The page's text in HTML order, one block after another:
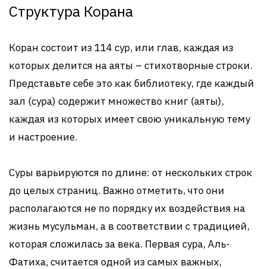
Структура Корана
Коран состоит из 114 сур, или глав, каждая из
которых делится на аяты – стихотворные строки.
Представьте себе это как библиотеку, где каждый
зал (сура) содержит множество книг (аяты),
каждая из которых имеет свою уникальную тему
и настроение.
Суры варьируются по длине: от нескольких строк
до целых страниц. Важно отметить, что они
располагаются не по порядку их воздействия на
жизнь мусульман, а в соответствии с традицией,
которая сложилась за века. Первая сура, Аль-
Фатиха, считается одной из самых важных,